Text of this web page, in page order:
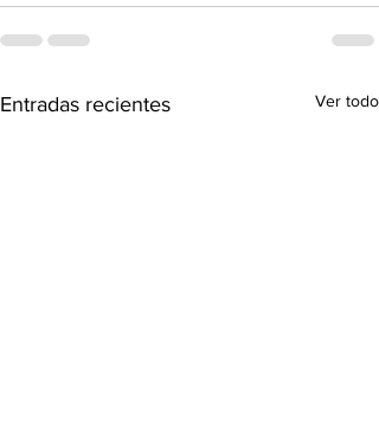
Entradas recientes Ver todo